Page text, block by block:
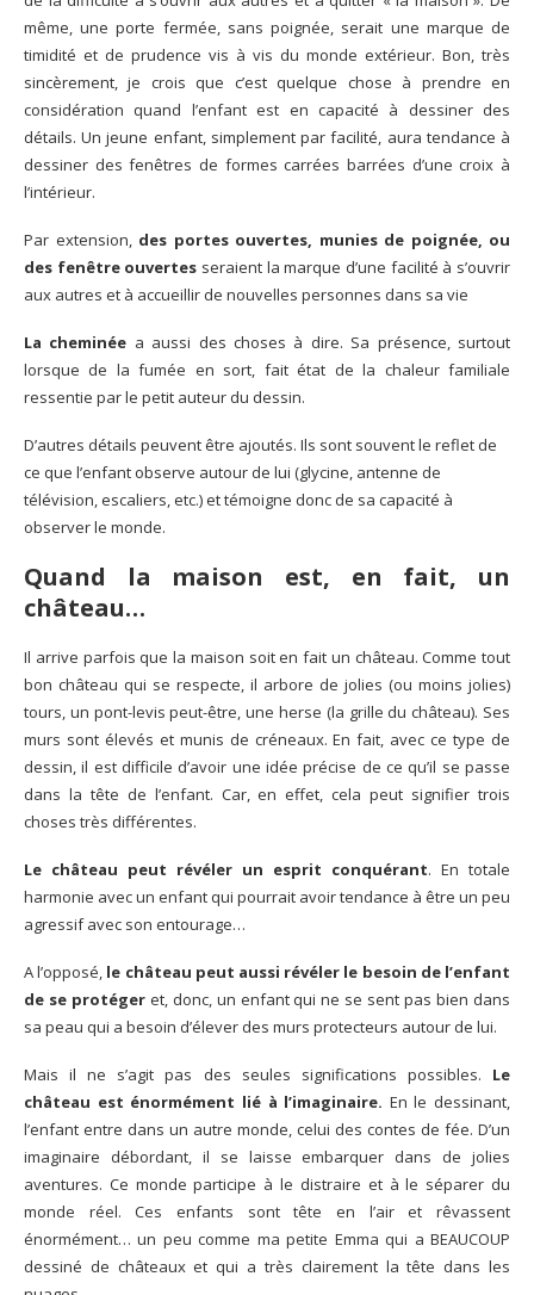
même, une porte fermée, sans poignée, serait une marque de
timidité et de prudence vis à vis du monde extérieur. Bon, très
sincèrement, je crois que c’est quelque chose à prendre en
considération quand l’enfant est en capacité à dessiner des
détails. Un jeune enfant, simplement par facilité, aura tendance à
dessiner des fenêtres de formes carrées barrées d’une croix à
l’intérieur.
Par extension, des portes ouvertes, munies de poignée, ou
des fenêtre ouvertes seraient la marque d’une facilité à s’ouvrir
aux autres et à accueillir de nouvelles personnes dans sa vie
La cheminée a aussi des choses à dire. Sa présence, surtout
lorsque de la fumée en sort, fait état de la chaleur familiale
ressentie par le petit auteur du dessin.
D’autres détails peuvent être ajoutés. Ils sont souvent le reflet de
ce que l’enfant observe autour de lui (glycine, antenne de
télévision, escaliers, etc.) et témoigne donc de sa capacité à
observer le monde.
Quand la maison est, en fait, un
château…
Il arrive parfois que la maison soit en fait un château. Comme tout
bon château qui se respecte, il arbore de jolies (ou moins jolies)
tours, un pont-levis peut-être, une herse (la grille du château). Ses
murs sont élevés et munis de créneaux. En fait, avec ce type de
dessin, il est difficile d’avoir une idée précise de ce qu’il se passe
dans la tête de l’enfant. Car, en effet, cela peut signifier trois
choses très différentes.
Le château peut révéler un esprit conquérant. En totale
harmonie avec un enfant qui pourrait avoir tendance à être un peu
agressif avec son entourage…
A l’opposé, le château peut aussi révéler le besoin de l’enfant
de se protégeret, donc, un enfant qui ne se sent pas bien dans
sa peau qui a besoin d’élever des murs protecteurs autour de lui.
Mais il ne s’agit pas des seules significations possibles. Le
château est énormément lié à l’imaginaire. En le dessinant,
l’enfant entre dans un autre monde, celui des contes de fée. D’un
imaginaire débordant, il se laisse embarquer dans de jolies
aventures. Ce monde participe à le distraire et à le séparer du
monde réel. Ces enfants sont tête en l’air et rêvassent
énormément… un peu comme ma petite Emma qui a BEAUCOUP
dessiné de châteaux et qui a très clairement la tête dans les